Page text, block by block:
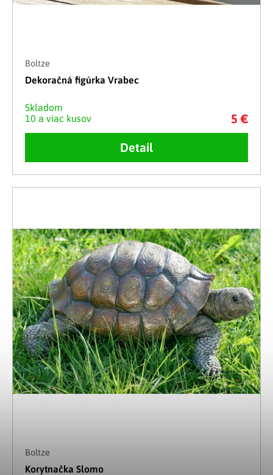
Boltze
Dekoračná figúrka Vrabec
Skladom
10 a viac kusov
5 €
Detail
Boltze
Korytnačka Slomo